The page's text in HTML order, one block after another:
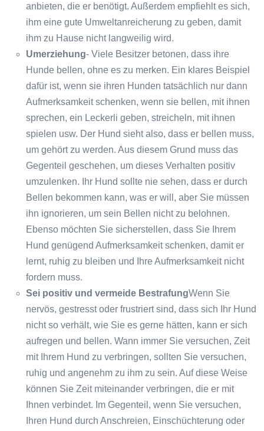
anbieten, die er benötigt. Außerdem empfiehlt es sich,
ihm eine gute Umweltanreicherung zu geben, damit
ihm zu Hause nicht langweilig wird.
Umerziehung- Viele Besitzer betonen, dass ihre
Hunde bellen, ohne es zu merken. Ein klares Beispiel
dafür ist, wenn sie ihren Hunden tatsächlich nur dann
Aufmerksamkeit schenken, wenn sie bellen, mit ihnen
sprechen, ein Leckerli geben, streicheln, mit ihnen
spielen usw. Der Hund sieht also, dass er bellen muss,
um gehört zu werden. Aus diesem Grund muss das
Gegenteil geschehen, um dieses Verhalten positiv
umzulenken. Ihr Hund sollte nie sehen, dass er durch
Bellen bekommen kann, was er will, aber Sie müssen
ihn ignorieren, um sein Bellen nicht zu belohnen.
Ebenso möchten Sie sicherstellen, dass Sie Ihrem
Hund genügend Aufmerksamkeit schenken, damit er
lernt, ruhig zu bleiben und Ihre Aufmerksamkeit nicht
fordern muss.
Sei positiv und vermeide BestrafungWenn Sie
nervös, gestresst oder frustriert sind, dass sich Ihr Hund
nicht so verhält, wie Sie es gerne hätten, kann er sich
aufregen und bellen. Wann immer Sie versuchen, Zeit
mit Ihrem Hund zu verbringen, sollten Sie versuchen,
ruhig und angenehm zu ihm zu sein. Auf diese Weise
können Sie Zeit miteinander verbringen, die er mit
Ihnen verbindet. Im Gegenteil, wenn Sie versuchen,
Ihren Hund durch Anschreien, Einschüchterung oder